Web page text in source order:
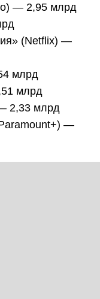
— 2,95 млрд
(Netflix) —
млрд
млрд
2,33 млрд
—